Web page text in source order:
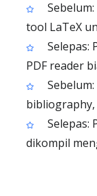
tool LaTeX
Selepas:
PDF reader
Selepas:
dikompil